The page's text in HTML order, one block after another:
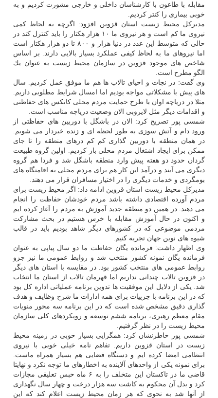
مقابله با طاعون با كارشناسان داخلی و خارجی مشورت كردیم و به
خوبی بیماری را كنتر كردیم.
مدیركل محیط زیست استان قزوین افزود: اگرچه به لحاظ كمی
نیروی ما كم است و هر نیروی ما ۱۰ هزار هكتار را باید كنترل كند در
حالی كه متوسط این عدد در دنیا هزار و ۸۰۰ تا دو هزار هكتار است
اما نیروهای ما به لحاظ كیفی عملكرد بسیار بالایی دارند. بر اساس
شاخص های موجود قزوین در سازمان محیط زیست به عنوان یك
الگو مطرح است.
وی گفت: در نجات و احیای تالاب ها هم ما موفق عمل كردیم. سال
های پیش با مشكلاتی مواجه بودیم اما امسال شرایط مطلوبی داریم.
مثلا در دریاچه اوان با طرح حمایت مردم محلی كانكس های حفاظتی
و اقدامات دیگر مثل لایروبی الان وضعیت دریاچه مناسب است.
شمسی پور تصریح كرد: الان در باشگل با دوربین های حفاظتی از
ورود دام و آتش سوزی به طور لحظه ای و زنده خبردار می شویم.
در همان منطقه با دوربین گذاری كم كم درهای منطقه را تا جای
ممكن برای ایجاد اشتغال مردم محلی باز كردیم. اولین گروه طبیعت
گردان حدود دو هفته پیش وارد منطقه باشگل شد و فردا هم گروه
دیگری می آیند و درآمد این كار هم برای مردم محلی به اقامتگاه های
بومگردی و خدمات دیگری را در اختیار مسافران قرار می دهند.
مدیركل محیط زیست استان قزوین ادامه داد: اگر محیط زیست برای
مردم آورده اقتصادی داشته باشد مردم خودشان حفاظت را انجام
می دهند. در همین دو منطقه جدید آموزش به مردم را آغاز كرده ایم
و اكنون در حال آموزش مقابله با خرس هستیم در بحث مشاركت
مردمی موضوعی كه در كشورهای دیگر شاهد بودیم باید در قالب
شیوه های نوین جهان تجربه كنیم.
وی اظهار داشت: فرمانده یگان حفاظت ما دو سال پیاپی به عنوان
فرمانده یگان نمونه كشور منتخب شد و روابط عمومی ما نیز جزو
روابط عمومی های منتخب كشور بود. در مقایسه با استان های دیگر
در قزوین تالاب چندانی نداریم اما قهرمان تالاب از استان ما انتخاب
شد. یكی از دلایل این موفقیت ها تدوین برنامه عملیاتی اداره كل بود
كه در این برنامه با جزییات برای همه ادارات ما شرح وظایف و هدف
گذاری دقیق مشخص شده است كه در این برنامه سه محور منویات
مقام معظم رهبری، برنامه ششم توسعه و رویكردهای كلی سازمان
محیط زیست را در نظر گرفتیم.
شمسی پور خاطرنشان كرد: همگرایی بسیار خوبی در زمینه محیط
زیست در استان قزوین داریم. تفاهم نامه خیلی خوبی با نیروی
انتظامی امضا كرده ایم و دستگاه قضایی هم بسیار همراه ماست.
برای نمونه یكی از واحدهای آلاینده به اخطارهای ما توجه نكرد و نهایتا
قاضی ما در تاكستان این متخلف را به ۶ ماه حبس تعلیقی مجازات
كرد و بدل آن محكوم به كاشت سه هزار درخت و چهار سال نگهداری
از آنها شد به نحوی كه هر زمان محیط زیست اعلام كند كه این